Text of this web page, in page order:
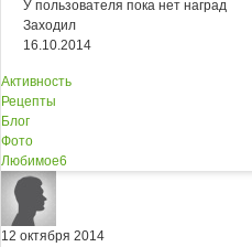
У пользователя пока нет наград
Заходил
16.10.2014
Активность
Рецепты
Блог
Фото
Любимое6
12 октября 2014